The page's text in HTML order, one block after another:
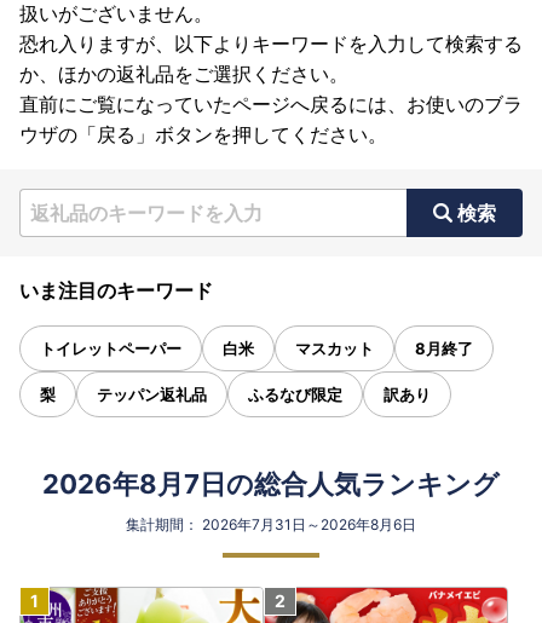
扱いがございません。
恐れ入りますが、以下よりキーワードを入力して検索する
か、ほかの返礼品をご選択ください。
直前にご覧になっていたページへ戻るには、お使いのブラ
ウザの「戻る」ボタンを押してください。
検索
いま注目のキーワード
トイレットペーパー 白米 マスカット 8月終了
梨 テッパン返礼品 ふるなび限定 訳あり
2026年8月7日の総合人気ランキング
集計期間： 2026年7月31日～2026年8月6日